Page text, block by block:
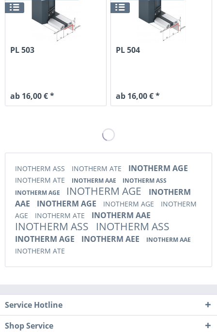
PL 503
ab 16,00 € *
PL 504
ab 16,00 € *
INOTHERM ASS INOTHERM ATE INOTHERM AGE
INOTHERM ATE INOTHERM AAE
INOTHERM ASS
INOTHERM AGE
INOTHERM AGE
INOTHERM
AAE
INOTHERM AGE INOTHERM AGE
INOTHERM
AGE
INOTHERM ATE INOTHERM AAE
INOTHERM ASS INOTHERM ASS
INOTHERM AGE INOTHERM AEE INOTHERM AAE
INOTHERM ATE
Service Hotline
Shop Service